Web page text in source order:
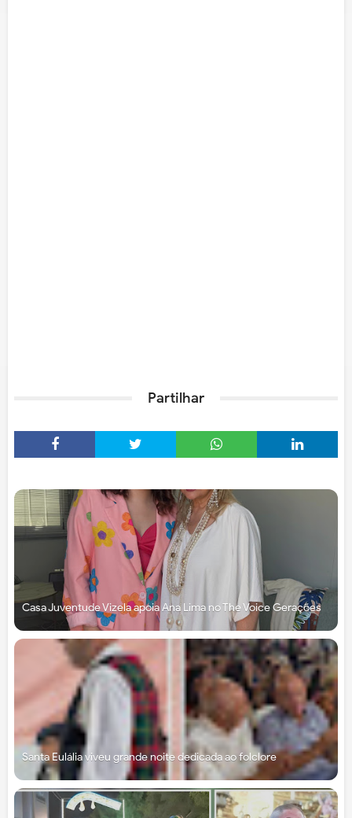
Partilhar
Casa Juventude Vizela apoia Ana Lima no The Voice Gerações
Santa Eulália viveu grande noite dedicada ao folclore